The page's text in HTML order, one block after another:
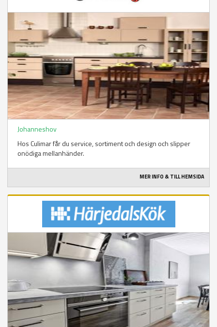
Johanneshov
Hos Culimar får du service, sortiment och design och slipper
onödiga mellanhänder.
MER INFO & TILL HEMSIDA